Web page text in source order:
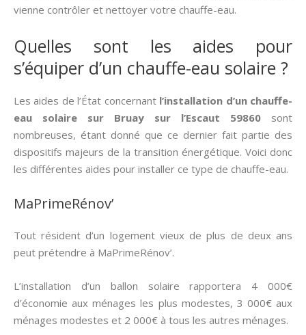
vienne contrôler et nettoyer votre chauffe-eau.
Quelles sont les aides pour
s’équiper d’un chauffe-eau solaire ?
Les aides de l’État concernant l’installation d’un chauffe-
eau solaire sur Bruay sur l’Escaut 59860 sont
nombreuses, étant donné que ce dernier fait partie des
dispositifs majeurs de la transition énergétique. Voici donc
les différentes aides pour installer ce type de chauffe-eau.
MaPrimeRénov’
Tout résident d’un logement vieux de plus de deux ans
peut prétendre à MaPrimeRénov’.
L’installation d’un ballon solaire rapportera 4 000€
d’économie aux ménages les plus modestes, 3 000€ aux
ménages modestes et 2 000€ à tous les autres ménages.